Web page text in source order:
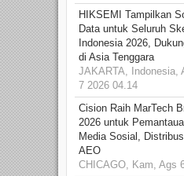
HIKSEMI Tampilkan
Data untuk Seluruh
Indonesia 2026,
di Asia Tenggara
JAKARTA, Indonesia,
7 2026 04.14
Cision Raih MarTech
2026 untuk
Media Sosial,
AEO
CHICAGO, Kam, Ags